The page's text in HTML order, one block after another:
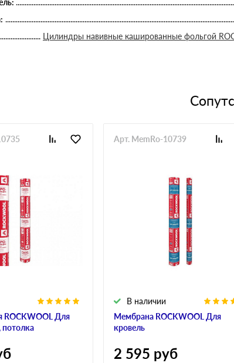
Цилиндры навивные кашированные фольгой
ROCKWOOL Для
потолка
Мембрана ROCKWOOL Для
кровель
В наличии
Арт. MemRo-10739
2 595 руб